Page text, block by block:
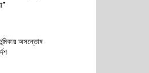
অসন্তোষ